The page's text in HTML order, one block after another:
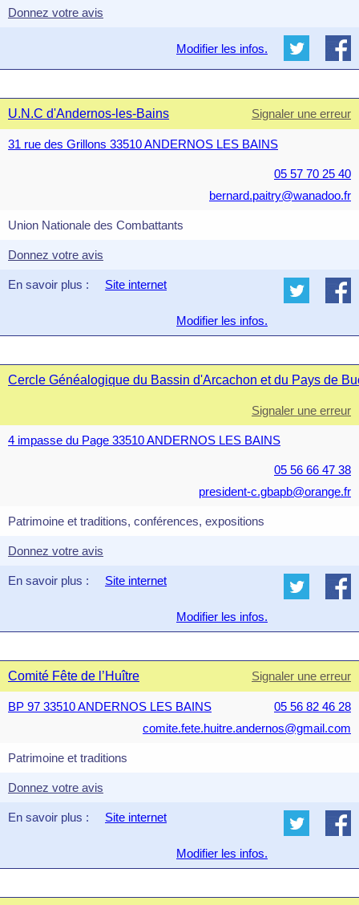
Donnez votre avis
Modifier les infos.
U.N.C d'Andernos-les-Bains Signaler une erreur
31 rue des Grillons 33510 ANDERNOS LES BAINS
05 57 70 25 40
bernard.paitry@wanadoo.fr
Union Nationale des Combattants
Donnez votre avis
En savoir plus : Site internet
Modifier les infos.
Cercle Généalogique du Bassin d'Arcachon et du Pays de
Signaler une erreur
4 impasse du Page 33510 ANDERNOS LES BAINS
05 56 66 47 38
president-c.gbapb@orange.fr
Patrimoine et traditions, conférences, expositions
Donnez votre avis
En savoir plus : Site internet
Modifier les infos.
Comité Fête de l’Huître Signaler une erreur
BP 97 33510 ANDERNOS LES BAINS
05 56 82 46 28
comite.fete.huitre.andernos@gmail.com
Patrimoine et traditions
Donnez votre avis
En savoir plus : Site internet
Modifier les infos.